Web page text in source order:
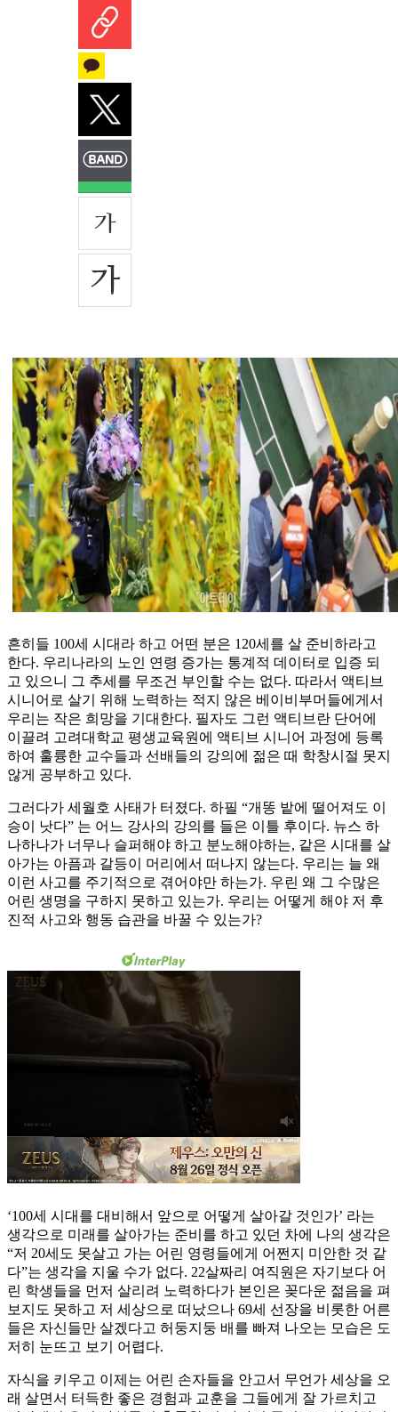
흔히들 100세 시대라 하고 어떤 분은 120세를 살 준비하라고
한다. 우리나라의 노인 연령 증가는 통계적 데이터로 입증 되
고 있으니 그 추세를 무조건 부인할 수는 없다. 따라서 액티브
시니어로 살기 위해 노력하는 적지 않은 베이비부머들에게서
우리는 작은 희망을 기대한다. 필자도 그런 액티브란 단어에
이끌려 고려대학교 평생교육원에 액티브 시니어 과정에 등록
하여 훌륭한 교수들과 선배들의 강의에 젊은 때 학창시절 못지
않게 공부하고 있다.
그러다가 세월호 사태가 터졌다. 하필 “개똥 밭에 떨어져도 이
승이 낫다” 는 어느 강사의 강의를 들은 이틀 후이다. 뉴스 하
나하나가 너무나 슬퍼해야 하고 분노해야하는, 같은 시대를 살
아가는 아픔과 갈등이 머리에서 떠나지 않는다. 우리는 늘 왜
이런 사고를 주기적으로 겪어야만 하는가. 우린 왜 그 수많은
어린 생명을 구하지 못하고 있는가. 우리는 어떻게 해야 저 후
진적 사고와 행동 습관을 바꿀 수 있는가?
‘100세 시대를 대비해서 앞으로 어떻게 살아갈 것인가’ 라는
생각으로 미래를 살아가는 준비를 하고 있던 차에 나의 생각은
“저 20세도 못살고 가는 어린 영령들에게 어쩐지 미안한 것 같
다”는 생각을 지울 수가 없다. 22살짜리 여직원은 자기보다 어
린 학생들을 먼저 살리려 노력하다가 본인은 꽂다운 젊음을 펴
보지도 못하고 저 세상으로 떠났으나 69세 선장을 비롯한 어른
들은 자신들만 살겠다고 허둥지둥 배를 빠져 나오는 모습은 도
저히 눈뜨고 보기 어렵다.
자식을 키우고 이제는 어린 손자들을 안고서 무언가 세상을 오
래 살면서 터득한 좋은 경험과 교훈을 그들에게 잘 가르치고